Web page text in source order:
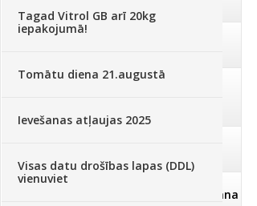
Tagad Vitrol GB arī 20kg
iepakojumā!
Tomātu diena 21.augustā
Ievešanas atļaujas 2025
Visas datu drošības lapas (DDL)
vienuviet
Dezinfekcija, tīrīšana, mazgāšana